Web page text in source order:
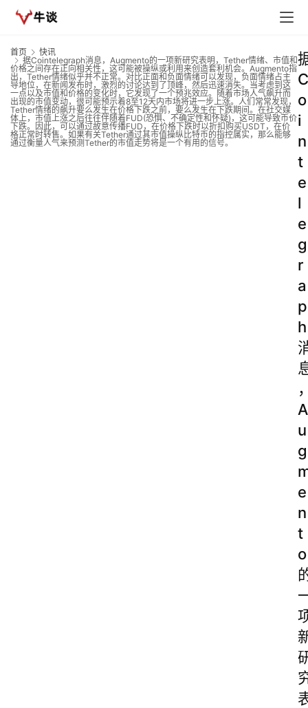
首页
快讯
据Cointelegraph消息，Augmento的一项新研究表明，Tether情绪、市值和
价格之间存在正向相关性，这可能被操纵或利用来创造套利机会。Augmento指
出，Tether情绪似乎并不正常。对比正面和负面情绪可以发现，负面情绪占主
导地位，在新闻发布时，激烈的讨论达到了顶峰，然后迅速消失。当考虑到这
一点以及市值和价格的变化时，它发现了一个预兆效应。随着市场人气飙升而
出现的市值变动，很可能预示着8至12天内市场将进一步上涨。人们常常发现，
Tether情绪的飙升要么发生在价格下跌之前，要么发生在下跌期间。在社交媒
体上，市值上涨之后往往伴随着FUD(恐惧、不确定性和怀疑)，这可能导致币价
下跌。因此，可以通过故意传播FUD，在价格下跌时以折扣购买USDT，在价
格正常时转售。如果有关Tether通过其市值操纵比特币的指控属实，那么能够
通过衡量人气来预测Tether的市值走势将是一个有用的信号。
C
o
i
n
t
e
l
e
g
r
a
p
h
A
u
g
e
n
t
o